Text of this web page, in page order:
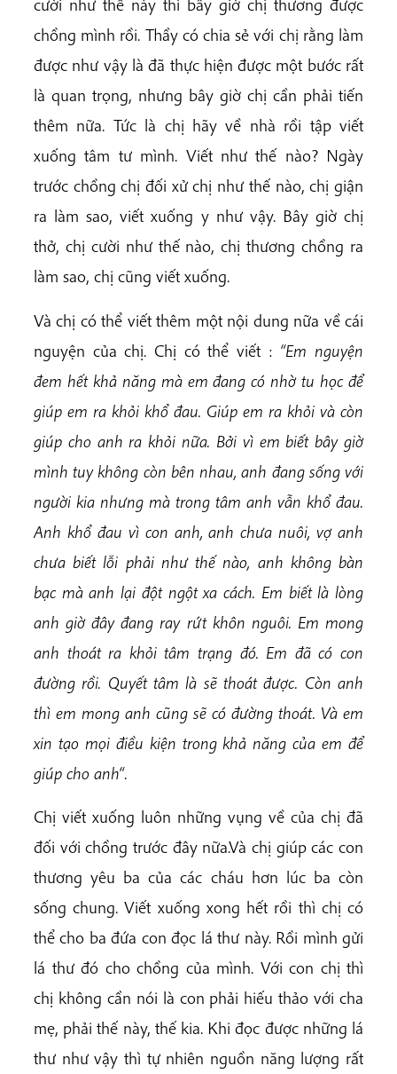
cười như thế này thì bây giờ chị thương được
chồng mình rồi. Thầy có chia sẻ với chị rằng làm
được như vậy là đã thực hiện được một bước rất
là quan trọng, nhưng bây giờ chị cần phải tiến
thêm nữa. Tức là chị hãy về nhà rồi tập viết
xuống tâm tư mình. Viết như thế nào? Ngày
trước chồng chị đối xử chị như thế nào, chị giận
ra làm sao, viết xuống y như vậy. Bây giờ chị
thở, chị cười như thế nào, chị thương chồng ra
làm sao, chị cũng viết xuống.
Và chị có thể viết thêm một nội dung nữa về cái
nguyện của chị. Chị có thể viết : “Em nguyện
đem hết khả năng mà em đang có nhờ tu học để
giúp em ra khỏi khổ đau. Giúp em ra khỏi và còn
giúp cho anh ra khỏi nữa. Bởi vì em biết bây giờ
mình tuy không còn bên nhau, anh đang sống với
người kia nhưng mà trong tâm anh vẫn khổ đau.
Anh khổ đau vì con anh, anh chưa nuôi, vợ anh
chưa biết lỗi phải như thế nào, anh không bàn
bạc mà anh lại đột ngột xa cách. Em biết là lòng
anh giờ đây đang ray rứt khôn nguôi. Em mong
anh thoát ra khỏi tâm trạng đó. Em đã có con
đường rồi. Quyết tâm là sẽ thoát được. Còn anh
thì em mong anh cũng sẽ có đường thoát. Và em
xin tạo mọi điều kiện trong khả năng của em để
giúp cho anh“.
Chị viết xuống luôn những vụng về của chị đã
đối với chồng trước đây nữa.Và chị giúp các con
thương yêu ba của các cháu hơn lúc ba còn
sống chung. Viết xuống xong hết rồi thì chị có
thể cho ba đứa con đọc lá thư này. Rồi mình gửi
lá thư đó cho chồng của mình. Với con chị thì
chị không cần nói là con phải hiếu thảo với cha
mẹ, phải thế này, thế kia. Khi đọc được những lá
thư như vậy thì tự nhiên nguồn năng lượng rất